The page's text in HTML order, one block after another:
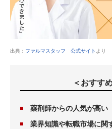
出典： ファルマスタッフ 公式サイト より
＜おすす
薬剤師からの人気が高い
業界知識や転職市場に関